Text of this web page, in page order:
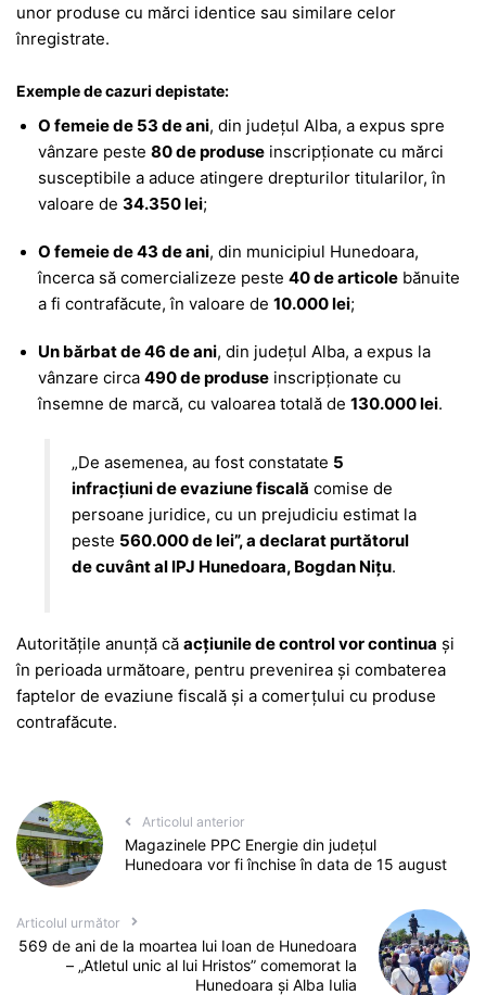
unor produse cu mărci identice sau similare celor
înregistrate.
Exemple de cazuri depistate:
O femeie de 53 de ani, din județul Alba, a expus spre
vânzare peste 80 de produse inscripționate cu mărci
susceptibile a aduce atingere drepturilor titularilor, în
valoare de 34.350 lei;
O femeie de 43 de ani, din municipiul Hunedoara,
încerca să comercializeze peste 40 de articole bănuite
a fi contrafăcute, în valoare de 10.000 lei;
Un bărbat de 46 de ani, din județul Alba, a expus la
vânzare circa 490 de produse inscripționate cu
însemne de marcă, cu valoarea totală de 130.000 lei.
„De asemenea, au fost constatate 5
infracțiuni de evaziune fiscală comise de
persoane juridice, cu un prejudiciu estimat la
peste 560.000 de lei”, a declarat purtătorul
de cuvânt al IPJ Hunedoara, Bogdan Nițu.
Autoritățile anunță că acțiunile de control vor continua și
în perioada următoare, pentru prevenirea și combaterea
faptelor de evaziune fiscală și a comerțului cu produse
contrafăcute.
Articolul anterior
Magazinele PPC Energie din judeţul
Hunedoara vor fi închise în data de 15 august
Articolul următor
569 de ani de la moartea lui Ioan de Hunedoara
– „Atletul unic al lui Hristos” comemorat la
Hunedoara și Alba Iulia